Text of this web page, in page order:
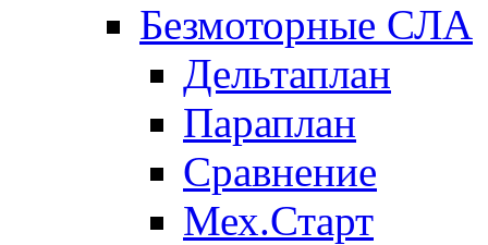
Безмоторные СЛА
Дельтаплан
Параплан
Сравнение
Мех.Старт